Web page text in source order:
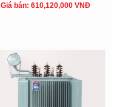
Giá bán: 610,120,000 VNĐ